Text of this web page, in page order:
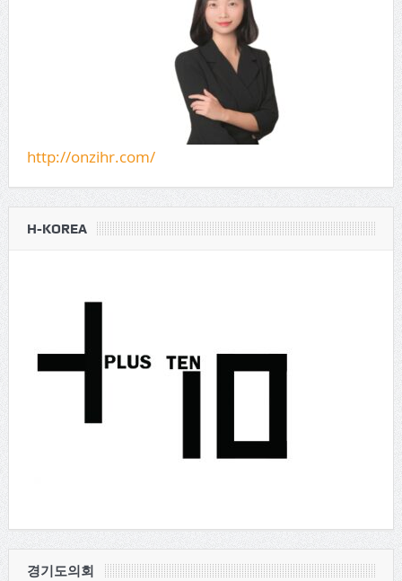
http://onzihr.com/
H-KOREA
경기도의회